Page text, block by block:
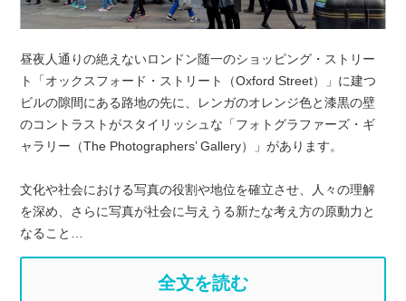
昼夜人通りの絶えないロンドン随一のショッピング・ストリー
ト「オックスフォード・ストリート（Oxford Street）」に建つ
ビルの隙間にある路地の先に、レンガのオレンジ色と漆黒の壁
のコントラストがスタイリッシュな「フォトグラファーズ・ギ
ャラリー（The Photographers’ Gallery）」があります。
文化や社会における写真の役割や地位を確立させ、人々の理解
を深め、さらに写真が社会に与えうる新たな考え方の原動力と
なること…
全文を読む